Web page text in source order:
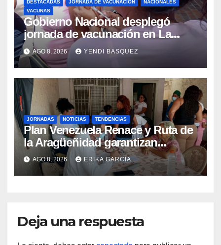
DESTACADAS JORNADA DE VACUNACIÓN
NACIONALES
VACUNAS
Gobierno Nacional desplegó
jornada de vacunación en La
Guaira para garantizar protección
epidemiológica
AGO 8, 2026 YENDI BASQUEZ
JORNADAS NOTICIAS TENDENCIAS
Plan Venezuela Renace y Ruta de
la Aragüeñidad garantizan
atención médica integral en
Aragua
AGO 8, 2026 ERIKA GARCÍA
Deja una respuesta